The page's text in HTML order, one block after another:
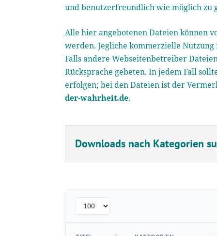
und benutzerfreundlich wie möglich zu
Alle hier angebotenen Dateien können
werden. Jegliche kommerzielle
Falls andere Webseitenbetreiber
Rücksprache gebeten. In jedem Fall
erfolgen; bei den Dateien ist der
der-wahrheit.de.
Downloads nach Kategorien